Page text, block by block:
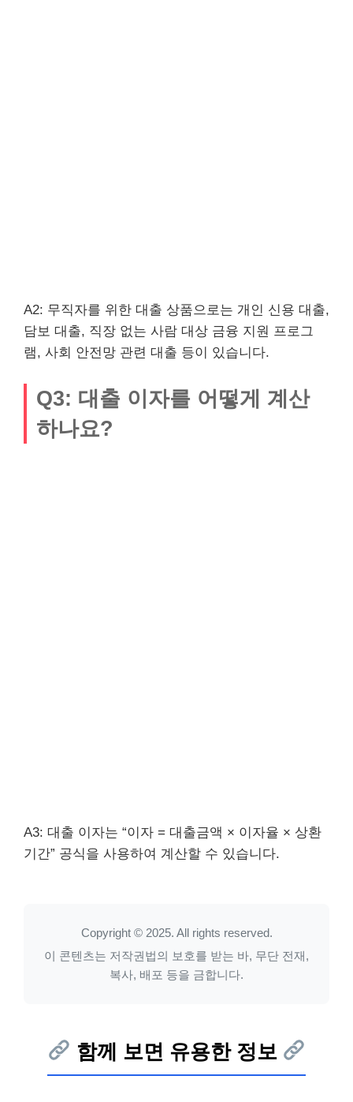
A2: 무직자를 위한 대출 상품으로는 개인 신용 대출,
담보 대출, 직장 없는 사람 대상 금융 지원 프로그
램, 사회 안전망 관련 대출 등이 있습니다.
Q3: 대출 이자를 어떻게 계산
하나요?
A3: 대출 이자는 “이자 = 대출금액 × 이자율 × 상환
기간” 공식을 사용하여 계산할 수 있습니다.
Copyright © 2025. All rights reserved.
이 콘텐츠는 저작권법의 보호를 받는 바, 무단 전재,
복사, 배포 등을 금합니다.
함께 보면 유용한 정보